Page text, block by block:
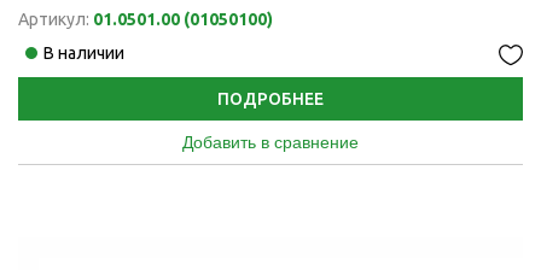
Артикул: 01.0501.00 (01050100)
В наличии
ПОДРОБНЕЕ
Добавить в сравнение